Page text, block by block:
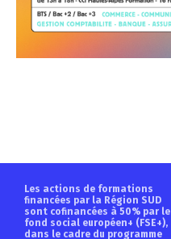
Les actions de formations
financées par la Région SUD
sont cofinancées à 50% par le
fond social européen+ (FSE+),
dans le cadre du programme